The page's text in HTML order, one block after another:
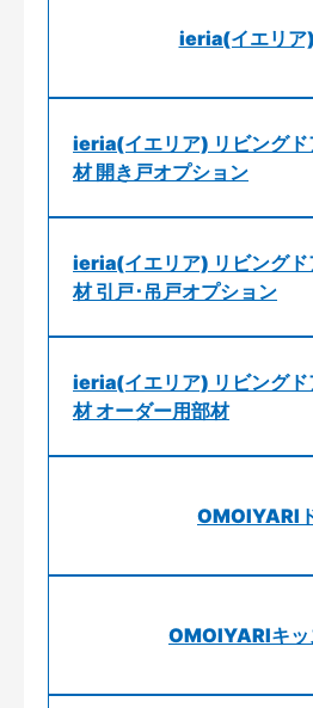
ieria(イエリア
ieria(イエリア) リビングド
材 開き戸オプション
ieria(イエリア) リビングド
材 引戸･吊戸オプション
ieria(イエリア) リビングド
材 オーダー用部材
OMOIYARI
OMOIYARIキッ